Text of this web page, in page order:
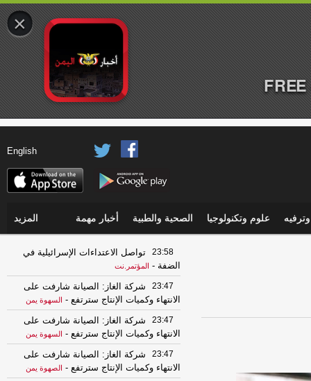
English
علوم وتكنولوجيا الصحية والطبية أخبار مهمة المزيد
23:58
تواصل الاعتداءات الإسرائيلية في
الضفة - المؤتمر.نت
23:47
شركة الغاز: الصيانة شارفت على
الانتهاء وكميات الإنتاج سترتفع - السهوة يمن
23:47
شركة الغاز: الصيانة شارفت على
الانتهاء وكميات الإنتاج سترتفع - السهوة يمن
23:47
شركة الغاز: الصيانة شارفت على
الانتهاء وكميات الإنتاج سترتفع - الصهوة يمن
×